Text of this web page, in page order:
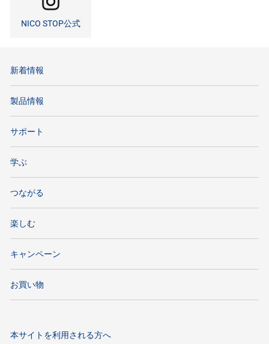
NICO STOP公式
新着情報
製品情報
サポート
学ぶ
つながる
楽しむ
キャンペーン
お買い物
本サイトを利用される方へ